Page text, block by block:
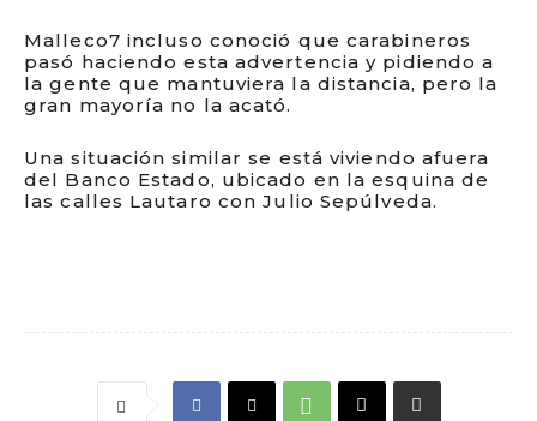
Malleco7 incluso conoció que carabineros
pasó haciendo esta advertencia y pidiendo a
la gente que mantuviera la distancia, pero la
gran mayoría no la acató.
Una situación similar se está viviendo afuera
del Banco Estado, ubicado en la esquina de
las calles Lautaro con Julio Sepúlveda.